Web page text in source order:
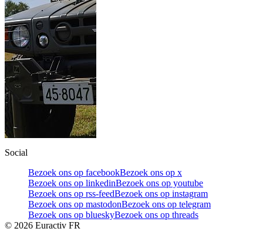
Social
Bezoek ons op facebookBezoek ons op x
Bezoek ons op linkedinBezoek ons op youtube
Bezoek ons op rss-feedBezoek ons op instagram
Bezoek ons op mastodonBezoek ons op telegram
Bezoek ons op blueskyBezoek ons op threads
© 2026 Euractiv FR